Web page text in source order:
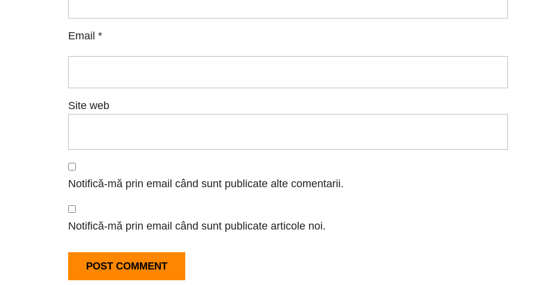
Email *
Site web
Notifică-mă prin email când sunt publicate alte comentarii.
Notifică-mă prin email când sunt publicate articole noi.